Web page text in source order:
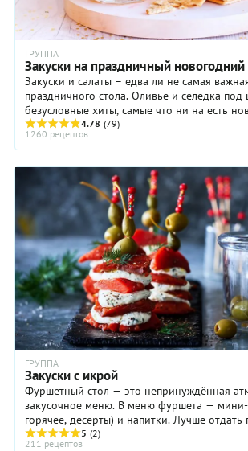
ГРУППА
Закуски на праздничный новогодний
Закуски и салаты – едва ли не самая
праздничного стола. Оливье и селедка
безусловные хиты, самые что ни на есть
– ну какой без них Новый год! Но ...
4.78 (79)
1260 рецептов
ГРУППА
Закуски с икрой
Фуршетный стол — это непринуждённая
закусочное меню. В меню фуршета — мини-
горячее, десерты) и напитки. Лучше отдать
порционным закускам, которые можно ...
5 (2)
211 рецептов